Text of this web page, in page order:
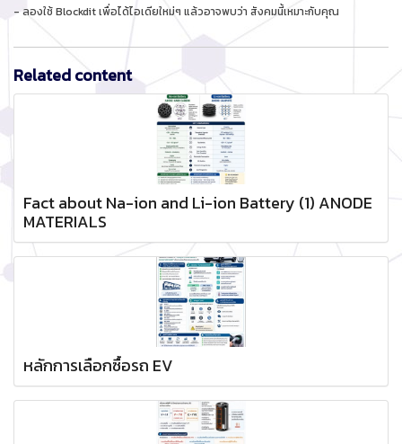
- ลองใช้ Blockdit เพื่อได้ไอเดียใหม่ๆ แล้วอาจพบว่า สังคมนี้เหมาะกับคุณ
Related content
Fact about Na-ion and Li-ion Battery (1) ANODE
MATERIALS
หลักการเลือกซื้อรถ EV